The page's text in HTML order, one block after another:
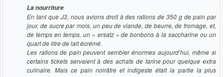
La nourriture
En tant que J3, nous avions droit à des rations de 350 g de pain par
jour, de sucre par mois, un peu de viande, de beurre, de fromage, et,
de temps en temps, un « ersatz » de bonbons à la saccharine ou un
quart de litre de lait écrémé.
Les rations de pain peuvent sembler énormes aujourd’hui, même si
certains tickets servaient à des achats de farine pour quelque extra
culinaire. Mais ce pain noirâtre et indigeste était la partie la plus